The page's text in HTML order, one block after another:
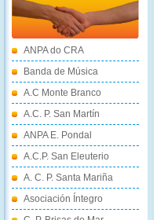
ANPA do CRA
Banda de Música
A.C Monte Branco
A.C. P. San Martín
ANPA E. Pondal
A.C.P. San Eleuterio
A. C. P. Santa Mariña
Asociación Íntegro